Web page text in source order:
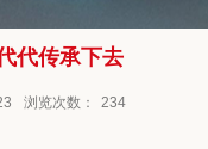
代传承下去
浏览次数： 234